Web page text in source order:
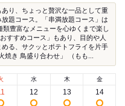
あり、ちょっと贅沢な一品として重
題コース。「串満放題コース」は
豊富なメニューを心ゆくまで楽し
すすめコース」もあり、目的や人
る、サクッとポテトフライを片手
焼き 鳥盛り合わせ」 （もも...
水
12
木
13
金
14